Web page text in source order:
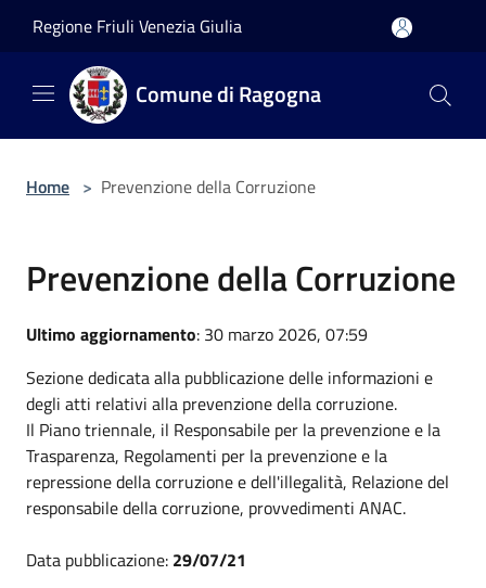
Regione Friuli Venezia Giulia
Comune di Ragogna
Home > Prevenzione della Corruzione
Prevenzione della Corruzione
Ultimo aggiornamento: 30 marzo 2026, 07:59
Sezione dedicata alla pubblicazione delle informazioni e
degli atti relativi alla prevenzione della corruzione.
Il Piano triennale, il Responsabile per la prevenzione e la
Trasparenza, Regolamenti per la prevenzione e la
repressione della corruzione e dell'illegalità, Relazione del
responsabile della corruzione, provvedimenti ANAC.
Data pubblicazione: 29/07/21